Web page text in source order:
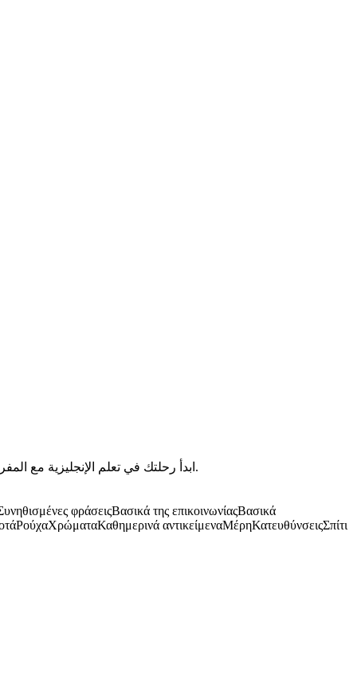
ابدأ رحلتك في تعلم الإنجليزية مع المفردات والعبارات الأساسية للمبتدئين. تعلم التحيات والكلمات الشائعة وابنِ أساسك مع البطاقات التعليمية المنظمة المصممة للناطقين بالعربية.
φράσειςΒασικά της επικοινωνίαςΒασικά
ΡούχαΧρώματαΚαθημερινά αντικείμεναΜέρηΚατευθύνσειςΣπίτι